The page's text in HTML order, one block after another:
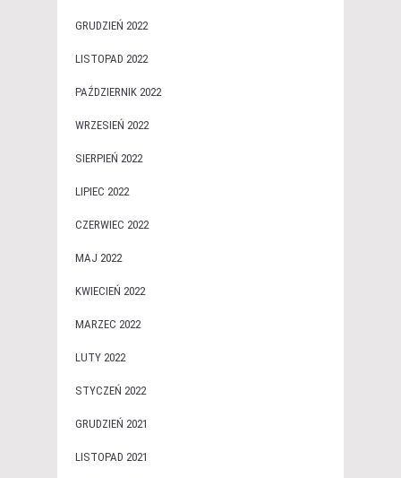
GRUDZIEŃ 2022
LISTOPAD 2022
PAŹDZIERNIK 2022
WRZESIEŃ 2022
SIERPIEŃ 2022
LIPIEC 2022
CZERWIEC 2022
MAJ 2022
KWIECIEŃ 2022
MARZEC 2022
LUTY 2022
STYCZEŃ 2022
GRUDZIEŃ 2021
LISTOPAD 2021